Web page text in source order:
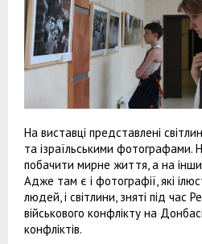
На виставці представлені
та ізраїльськими
побачити мирне життя, а на
Адже там є і фотографії, які
людей, і світлини, зняті під час
військового конфлікту на
конфліктів.